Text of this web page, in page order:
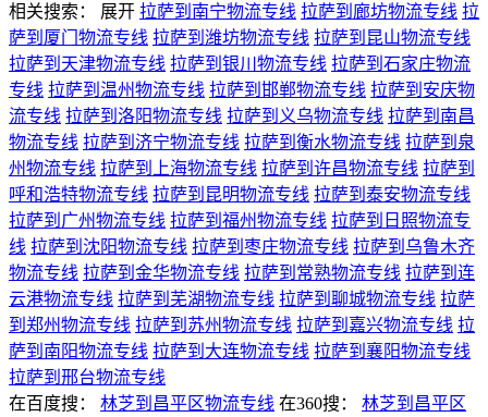
相关搜索： 展开 拉萨到南宁物流专线 拉萨到廊坊物流专线 拉
萨到厦门物流专线 拉萨到潍坊物流专线 拉萨到昆山物流专线
拉萨到天津物流专线 拉萨到银川物流专线 拉萨到石家庄物流
专线 拉萨到温州物流专线 拉萨到邯郸物流专线 拉萨到安庆物
流专线 拉萨到洛阳物流专线 拉萨到义乌物流专线 拉萨到南昌
物流专线 拉萨到济宁物流专线 拉萨到衡水物流专线 拉萨到泉
州物流专线 拉萨到上海物流专线 拉萨到许昌物流专线 拉萨到
呼和浩特物流专线 拉萨到昆明物流专线 拉萨到泰安物流专线
拉萨到广州物流专线 拉萨到福州物流专线 拉萨到日照物流专
线 拉萨到沈阳物流专线 拉萨到枣庄物流专线 拉萨到乌鲁木齐
物流专线 拉萨到金华物流专线 拉萨到常熟物流专线 拉萨到连
云港物流专线 拉萨到芜湖物流专线 拉萨到聊城物流专线 拉萨
到郑州物流专线 拉萨到苏州物流专线 拉萨到嘉兴物流专线 拉
萨到南阳物流专线 拉萨到大连物流专线 拉萨到襄阳物流专线
拉萨到邢台物流专线
在百度搜：
林芝到昌平区物流专线 在360搜：
林芝到昌平区